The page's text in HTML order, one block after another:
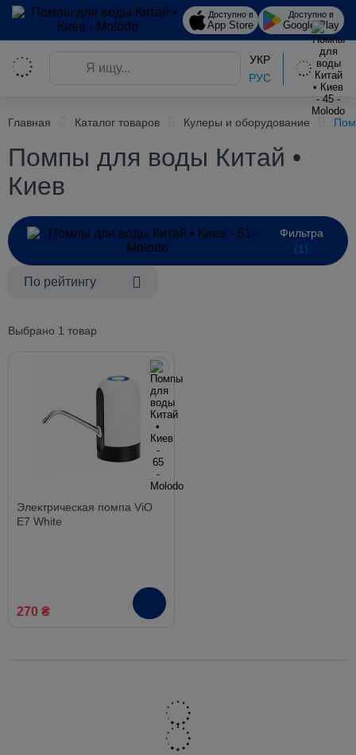
Доступно в
App Store
Доступно в
Google Play
УКР
РУС
Главная Каталог товаров Кулеры и оборудование
Помпы для воды Китай •
Киев
Фильтра
(1)
По рейтингу
Выбрано 1 товар
Электрическая помпа ViO
E7 White
270 ₴